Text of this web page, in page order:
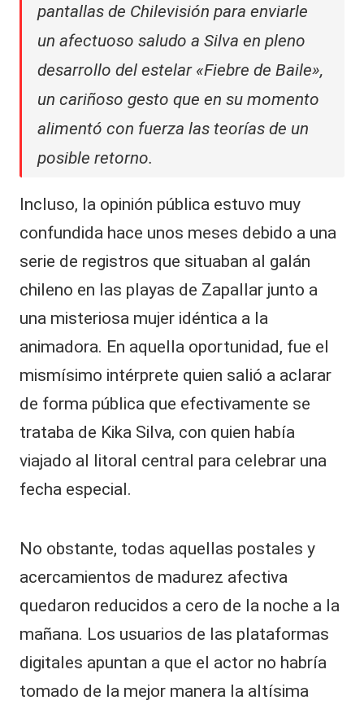
pantallas de Chilevisión para enviarle
un afectuoso saludo a Silva en pleno
desarrollo del estelar «Fiebre de Baile»,
un cariñoso gesto que en su momento
alimentó con fuerza las teorías de un
posible retorno.
Incluso, la opinión pública estuvo muy
confundida hace unos meses debido a una
serie de registros que situaban al galán
chileno en las playas de Zapallar junto a
una misteriosa mujer idéntica a la
animadora. En aquella oportunidad, fue el
mismísimo intérprete quien salió a aclarar
de forma pública que efectivamente se
trataba de Kika Silva, con quien había
viajado al litoral central para celebrar una
fecha especial.
No obstante, todas aquellas postales y
acercamientos de madurez afectiva
quedaron reducidos a cero de la noche a la
mañana. Los usuarios de las plataformas
digitales apuntan a que el actor no habría
tomado de la mejor manera la altísima